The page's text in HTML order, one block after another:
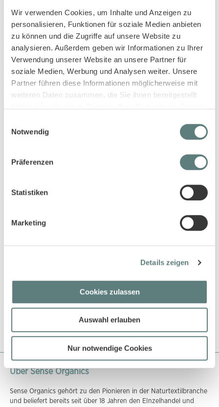
Wir verwenden Cookies, um Inhalte und Anzeigen zu
personalisieren, Funktionen für soziale Medien anbieten
zu können und die Zugriffe auf unsere Website zu
analysieren. Außerdem geben wir Informationen zu Ihrer
Verwendung unserer Website an unsere Partner für
soziale Medien, Werbung und Analysen weiter. Unsere
Partner führen diese Informationen möglicherweise mit
weiteren Daten zusammen, die Sie ihnen bereitgestellt
Notwendig
Präferenzen
Statistiken
Marketing
Details zeigen
Cookies zulassen
Auswahl erlauben
Nur notwendige Cookies
dunkelbraun, Modell TIM
Über Sense Organics
Sense Organics gehört zu den Pionieren in der Naturtextilbranche
und beliefert bereits seit über 18 Jahren den EInzelhandel und